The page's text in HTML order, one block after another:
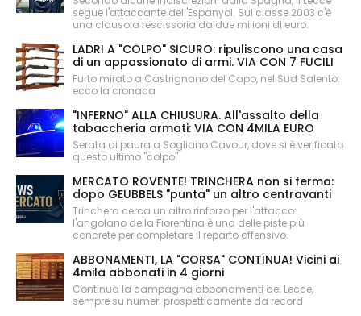
segue l'attaccante dell'Espanyol. Sul classe 2003 c'è
una clausola rescissoria da due milioni di euro.
LADRI A "COLPO" SICURO: ripuliscono una casa
di un appassionato di armi. VIA CON 7 FUCILI
Furto mirato a Castrignano del Capo, nel Sud Salento:
ecco la cronaca
"INFERNO" ALLA CHIUSURA. All'assalto della
tabaccheria armati: VIA CON 4MILA EURO
Serata di paura a Sogliano Cavour, dove si è verificato
questo ultimo "colpo"
MERCATO ROVENTE! TRINCHERA non si ferma:
dopo GEUBBELS "punta" un altro centravanti
Trinchera cerca un altro rinforzo per l'attacco:
l'angolano della Fiorentina è una delle piste più
concrete per completare il reparto offensivo.
ABBONAMENTI, LA "CORSA" CONTINUA! Vicini ai
4mila abbonati in 4 giorni
Continua la campagna abbonamenti del Lecce,
sempre su numeri prospetticamente da record